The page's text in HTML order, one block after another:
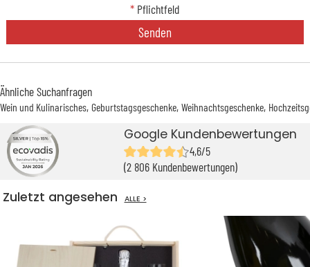
* Pflichtfeld
Senden
Ähnliche Suchanfragen
Wein und Kulinarisches Geburtstagsgeschenke Weihnachtsgeschenke
Google Kundenbewertungen
4,6/5
(2 806 Kundenbewertungen)
Zuletzt angesehen ALLE >